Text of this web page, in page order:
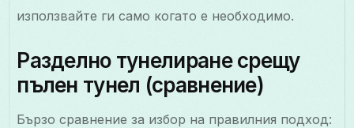
използвайте ги само когато е необходимо.
Разделно тунелиране срещу
пълен тунел (сравнение)
Бързо сравнение за избор на правилния подход: